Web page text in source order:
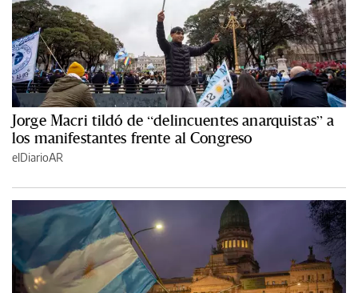
Jorge Macri tildó de “delincuentes anarquistas” a
los manifestantes frente al Congreso
elDiarioAR